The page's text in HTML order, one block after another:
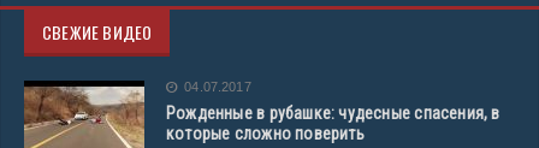
СВЕЖИЕ ВИДЕО
04.07.2017
Рожденные в рубашке: чудесные спасения, в
которые сложно поверить